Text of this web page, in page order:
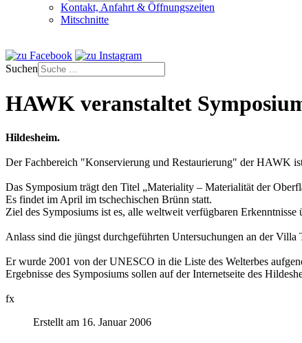
Kontakt, Anfahrt & Öffnungszeiten
Mitschnitte
Suchen
HAWK veranstaltet
Hildesheim.
Der Fachbereich "Konservierung und Restaurierung" der HAWK
Das Symposium trägt den Titel „Materiality – Materialität der
Es findet im April im tschechischen Brünn statt.
Ziel des Symposiums ist es, alle weltweit verfügbaren
Anlass sind die jüngst durchgeführten Untersuchungen an der
Er wurde 2001 von der UNESCO in die Liste des Welterbes
Ergebnisse des Symposiums sollen auf der Internetseite des
fx
Erstellt am 16. Januar 2006